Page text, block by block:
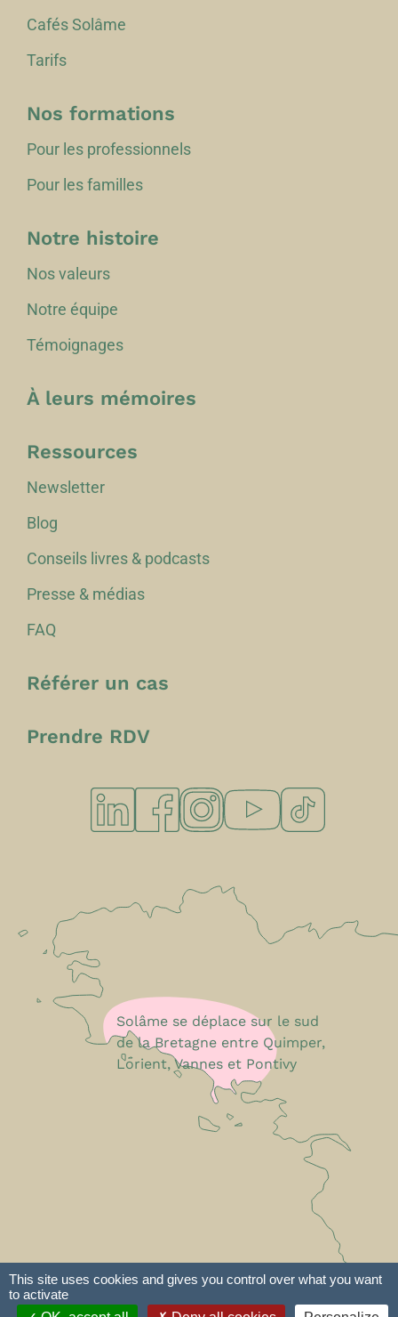
Cafés Solâme
Tarifs
Nos formations
Pour les professionnels
Pour les familles
Notre histoire
Nos valeurs
Notre équipe
Témoignages
À leurs mémoires
Ressources
Newsletter
Blog
Conseils livres & podcasts
Presse & médias
FAQ
Référer un cas
Prendre RDV
Solâme se déplace sur le sud
de la Bretagne entre Quimper,
Lorient, Vannes et Pontivy
e-declic Plan du siteMentions légales
This site uses cookies and gives you control over what you want
to activate